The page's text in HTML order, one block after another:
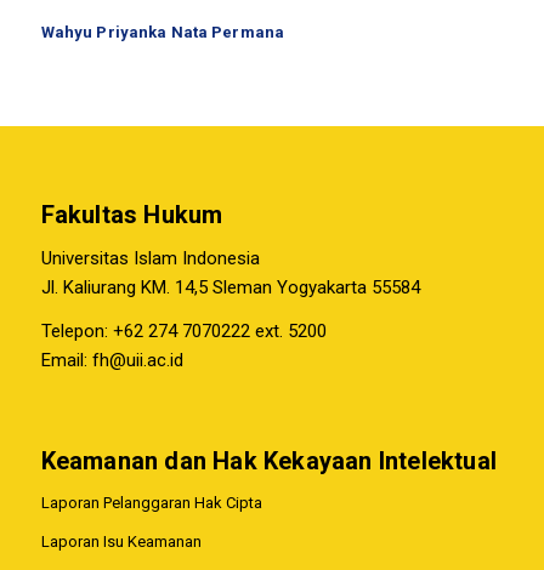
Wahyu Priyanka Nata Permana
Fakultas Hukum
Universitas Islam Indonesia
Jl. Kaliurang KM. 14,5 Sleman Yogyakarta 55584
Telepon: +62 274 7070222 ext. 5200
Email: fh@uii.ac.id
Keamanan dan Hak Kekayaan Intelektual
Laporan Pelanggaran Hak Cipta
Laporan Isu Keamanan